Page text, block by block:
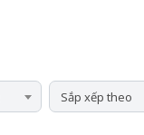
Sắp xếp theo